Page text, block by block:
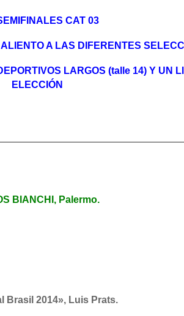
CAT 03
A LAS DIFERENTES
LARGOS (talle 14) Y UN
ELECCIÓN
BIANCHI, Palermo.
2014», Luis Prats.